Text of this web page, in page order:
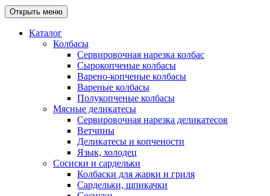
Открыть меню
Каталог
Колбасы
Сервировочная нарезка колбас
Сырокопченые колбасы
Варено-копченые колбасы
Вареные колбасы
Полукопченые колбасы
Мясные деликатесы
Сервировочная нарезка деликатесов
Ветчины
Деликатесы и копчености
Язык, холодец
Сосиски и сардельки
Колбаски для жарки и гриля
Сардельки, шпикачки